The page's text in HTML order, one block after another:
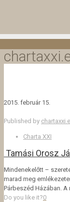
2015. február 15.
Published by
Charta XXI
Tamási Orosz
Mindenekelőtt –
marad meg
Párbeszéd Házában.
Do you like it?0